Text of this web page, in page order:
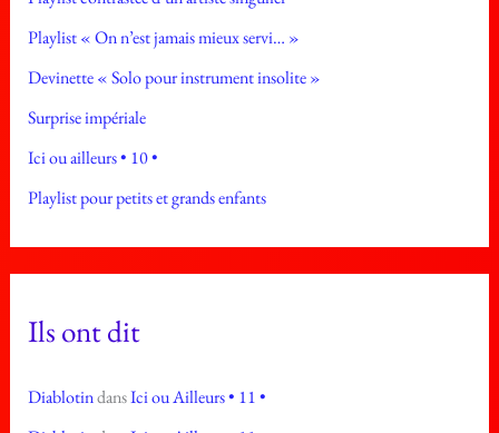
Playlist « On n’est jamais mieux servi… »
Devinette « Solo pour instrument insolite »
Surprise impériale
Ici ou ailleurs • 10 •
Playlist pour petits et grands enfants
Ils ont dit
DiablotindansIci ou Ailleurs • 11 •